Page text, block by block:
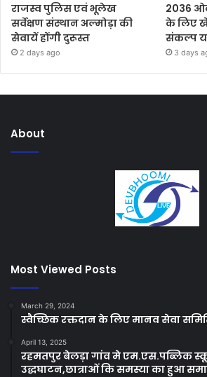
राजस्व पुलिस एवं भूलेख
सर्वेक्षण संस्थान अल्मोड़ा की
सेवायें होंगी दुरूस्त
2 days ago
2036
के लिए
संकल्प
3 days
About
Most Viewed Posts
March 29, 2024
स्वैच्छिक रक्तदान के लिए मानव सेवा
April 13, 2025
रहमतपुर बेलड़ा गांव मे एम.एस.पब्लिक
उद्धघाटन,छात्राओं कि समस्या का हुआ